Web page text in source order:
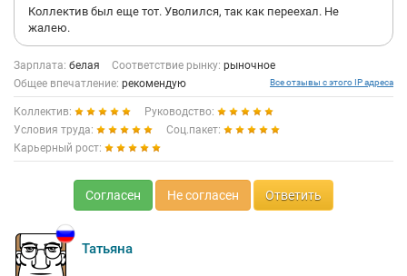
Коллектив был еще тот. Уволился, так как переехал. Не
жалею.
Зарплата: белая Соответствие рынку: рыночное
Общее впечатление: рекомендую Все отзывы с этого IP адреса
Коллектив:
Руководство:
Условия труда:
Соц.пакет:
Карьерный рост:
Согласен Не согласен Ответить
Татьяна